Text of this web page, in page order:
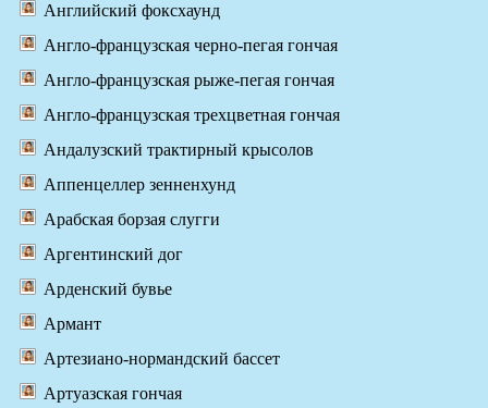
Английский фоксхаунд
Англо-французская черно-пегая гончая
Англо-французская рыже-пегая гончая
Англо-французская трехцветная гончая
Андалузский трактирный крысолов
Аппенцеллер зенненхунд
Арабская борзая слугги
Аргентинский дог
Арденский бувье
Армант
Артезиано-нормандский бассет
Артуазская гончая